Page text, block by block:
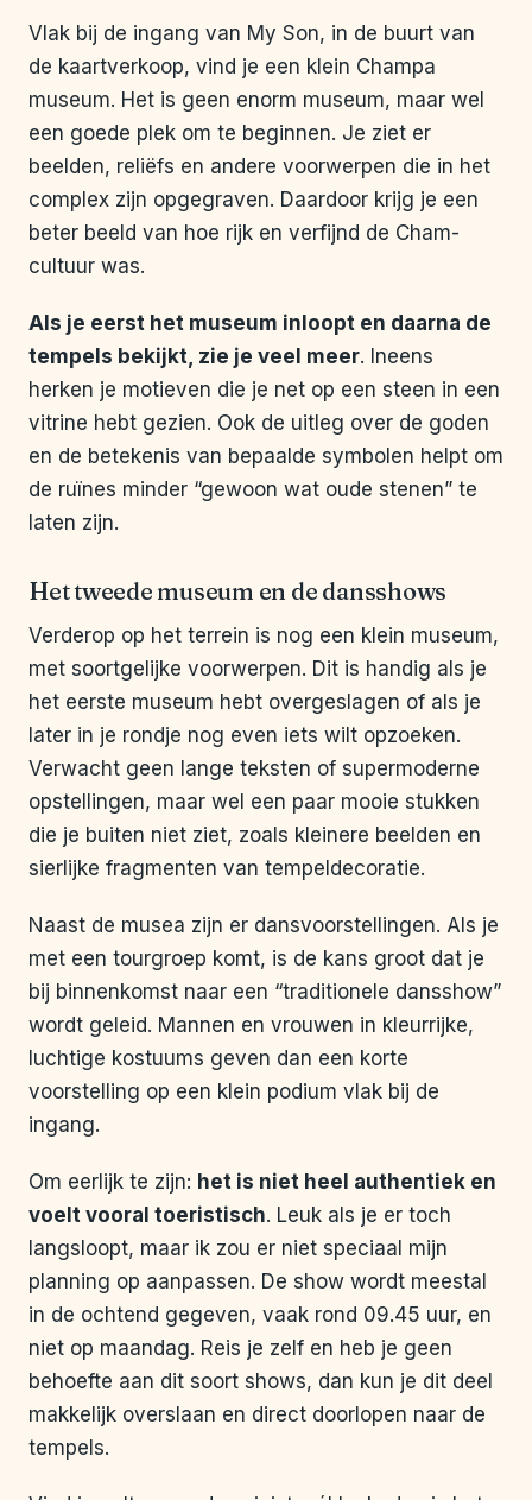
Vlak bij de ingang van My Son, in de buurt van
de kaartverkoop, vind je een klein Champa
museum. Het is geen enorm museum, maar wel
een goede plek om te beginnen. Je ziet er
beelden, reliëfs en andere voorwerpen die in het
complex zijn opgegraven. Daardoor krijg je een
beter beeld van hoe rijk en verfijnd de Cham-
cultuur was.
Als je eerst het museum inloopt en daarna de
tempels bekijkt, zie je veel meer. Ineens
herken je motieven die je net op een steen in een
vitrine hebt gezien. Ook de uitleg over de goden
en de betekenis van bepaalde symbolen helpt om
de ruïnes minder “gewoon wat oude stenen” te
laten zijn.
Het tweede museum en de dansshows
Verderop op het terrein is nog een klein museum,
met soortgelijke voorwerpen. Dit is handig als je
het eerste museum hebt overgeslagen of als je
later in je rondje nog even iets wilt opzoeken.
Verwacht geen lange teksten of supermoderne
opstellingen, maar wel een paar mooie stukken
die je buiten niet ziet, zoals kleinere beelden en
sierlijke fragmenten van tempeldecoratie.
Naast de musea zijn er dansvoorstellingen. Als je
met een tourgroep komt, is de kans groot dat je
bij binnenkomst naar een “traditionele dansshow”
wordt geleid. Mannen en vrouwen in kleurrijke,
luchtige kostuums geven dan een korte
voorstelling op een klein podium vlak bij de
ingang.
Om eerlijk te zijn: het is niet heel authentiek en
voelt vooral toeristisch. Leuk als je er toch
langsloopt, maar ik zou er niet speciaal mijn
planning op aanpassen. De show wordt meestal
in de ochtend gegeven, vaak rond 09.45 uur, en
niet op maandag. Reis je zelf en heb je geen
behoefte aan dit soort shows, dan kun je dit deel
makkelijk overslaan en direct doorlopen naar de
tempels.